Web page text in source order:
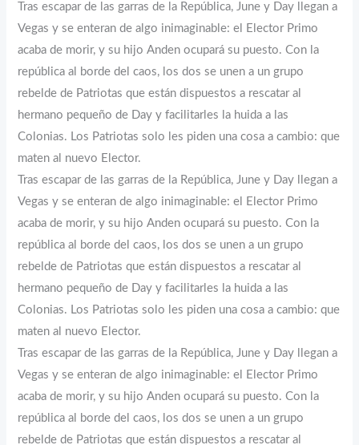
Tras escapar de las garras de la República, June y Day llegan a
Vegas y se enteran de algo inimaginable: el Elector Primo
acaba de morir, y su hijo Anden ocupará su puesto. Con la
república al borde del caos, los dos se unen a un grupo
rebelde de Patriotas que están dispuestos a rescatar al
hermano pequeño de Day y facilitarles la huida a las
Colonias. Los Patriotas solo les piden una cosa a cambio: que
maten al nuevo Elector.
Tras escapar de las garras de la República, June y Day llegan a
Vegas y se enteran de algo inimaginable: el Elector Primo
acaba de morir, y su hijo Anden ocupará su puesto. Con la
república al borde del caos, los dos se unen a un grupo
rebelde de Patriotas que están dispuestos a rescatar al
hermano pequeño de Day y facilitarles la huida a las
Colonias. Los Patriotas solo les piden una cosa a cambio: que
maten al nuevo Elector.
Tras escapar de las garras de la República, June y Day llegan a
Vegas y se enteran de algo inimaginable: el Elector Primo
acaba de morir, y su hijo Anden ocupará su puesto. Con la
república al borde del caos, los dos se unen a un grupo
rebelde de Patriotas que están dispuestos a rescatar al